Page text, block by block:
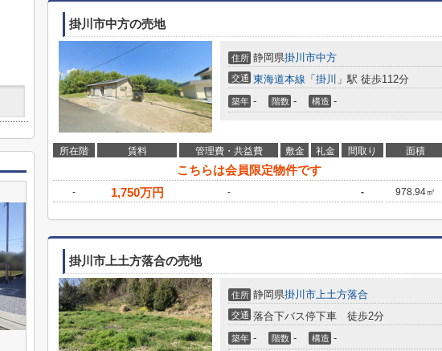
掛川市中方の売地
住所 静岡県掛川市中方
交通 東海道本線 「 掛川 」駅 徒歩112分
築年 - 階数 - 構造 -
所在階 賃料 管理費・共益費 敷金 礼金 間取り 面積
こちらは会員限定物件です
-
1,750万円 - - 978.94㎡
掛川市上土方落合の売地
住所 静岡県掛川市上土方落合
交通 落合下バス停下車 徒歩2分
築年 - 階数 - 構造 -